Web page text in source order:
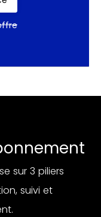
sur 3 piliers
suivi et